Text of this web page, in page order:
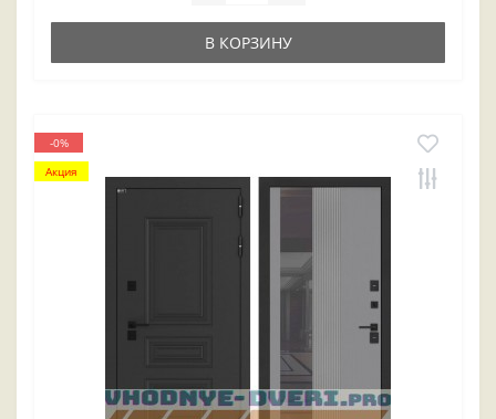
В КОРЗИНУ
-0%
Акция